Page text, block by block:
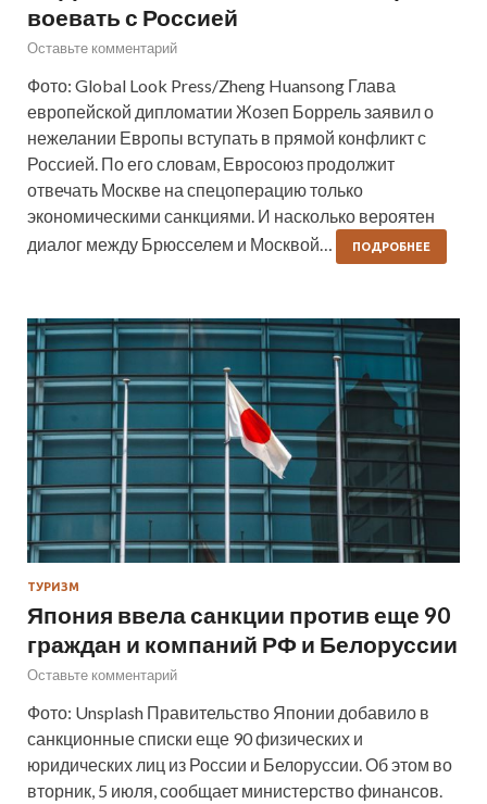
воевать с Россией
Оставьте комментарий
Фото: Global Look Press/Zheng Huansong Глава
европейской дипломатии Жозеп Боррель заявил о
нежелании Европы вступать в прямой конфликт с
Россией. По его словам, Евросоюз продолжит
отвечать Москве на спецоперацию только
экономическими санкциями. И насколько вероятен
диалог между Брюсселем и Москвой…
ПОДРОБНЕЕ
ТУРИЗМ
Япония ввела санкции против еще 90
граждан и компаний РФ и Белоруссии
Оставьте комментарий
Фото: Unsplash Правительство Японии добавило в
санкционные списки еще 90 физических и
юридических лиц из России и Белоруссии. Об этом во
вторник, 5 июля, сообщает министерство финансов.